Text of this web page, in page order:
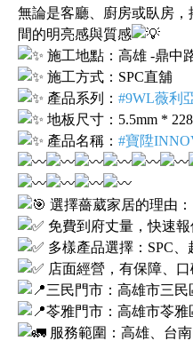
無論是客廳、廚房或臥房
間的明亮感與質感
施工地點：高雄 -鼎中
施工方式：SPC直舖
產品系列： #9WL薇利
地板尺寸：5.5mm *
產品名稱： #寶陞
選擇薔葳家居的理由：
免費到府丈量，快速報
多樣產品選擇：SPC
店面經營，有保障、
三民門市：高雄市三民
苓雅門市：高雄市苓雅
服務範圍：高雄、台